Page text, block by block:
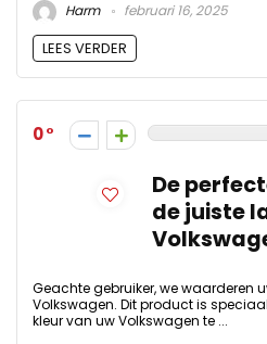
Harm
februari 16, 2025
LEES VERDER
0
De
de juiste
Geachte gebruiker, we waarderen
Volkswagen. Dit product is
kleur van uw Volkswagen te ...